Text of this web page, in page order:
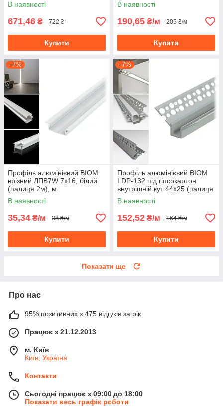
В наявності
671,46 ₴ 722 ₴
Купити
В наявності
190,65 ₴/м 205 ₴/м
Купити
–7%
Профіль алюмінієвий BIOM
врізний ЛПВ7W 7х16, білий
(палиця 2м), м
В наявності
35,34 ₴/м 38 ₴/м
Купити
–7%
Профіль алюмінієвий BIOM
LDP-132 під гіпсокартон
внутрішній кут 44х25 (палиця
2м), м
В наявності
152,52 ₴/м 164 ₴/м
Купити
Показати ще
Про нас
95% позитивних з 475 відгуків за рік
Працює з 21.12.2013
м. Київ
Київ, Україна
Контакти
Сьогодні працює з 09:00 до 18:00
Показати весь графік роботи